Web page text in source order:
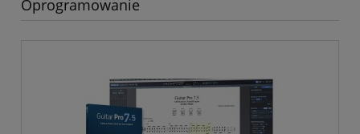
Oprogramowanie